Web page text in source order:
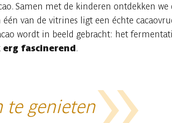
Samen met de kinderen ontdekken we
van de vitrines ligt een échte
wordt in beeld gebracht: het
erg fascinerend.
te genieten